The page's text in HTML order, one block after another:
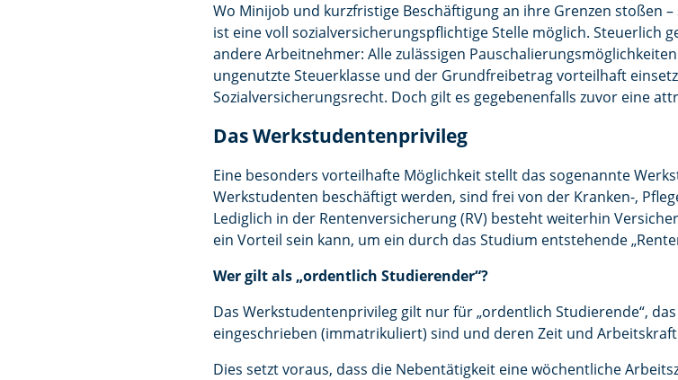
Wo Minijob und kurzfristige Beschäftigung an ihre Grenzen stoßen
ist eine voll sozialversicherungspflichtige Stelle möglich. Steuerlich
andere Arbeitnehmer: Alle zulässigen
ungenutzte Steuerklasse und der Grundfreibetrag vorteilhaft
Sozialversicherungsrecht. Doch gilt es gegebenenfalls zuvor eine
Das Werkstudentenprivileg
Eine besonders vorteilhafte Möglichkeit stellt das sogenannte
Werkstudenten beschäftigt werden, sind frei von der Kranken-,
Lediglich in der Rentenversicherung (RV) besteht weiterhin
ein Vorteil sein kann, um ein durch das Studium entstehende
Wer gilt als „ordentlich Studierender“?
Das Werkstudentenprivileg gilt nur für „ordentlich Studierende“,
eingeschrieben (immatrikuliert) sind und deren Zeit und
Dies setzt voraus, dass die Nebentätigkeit eine wöchentliche